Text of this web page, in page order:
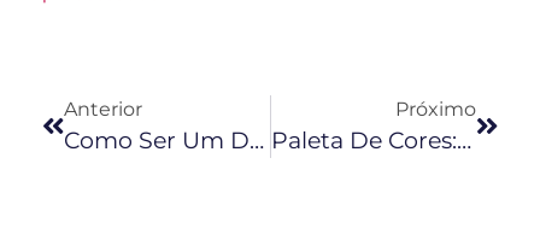
Anterior
Como Ser Um Digital Influencer? Passo A Passo Para Ser Notável Nas Redes Sociais
Próximo
Paleta De Cores: Crie Uma Personalizada Para Sua Marca